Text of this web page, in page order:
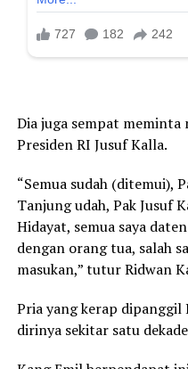
Dia juga sempat meminta
Presiden RI Jusuf Kalla.
“Semua sudah (ditemui),
Tanjung udah, Pak Jusuf
Hidayat, semua saya
dengan orang tua, salah
masukan,” tutur Ridwan
Pria yang kerap
dirinya sekitar satu